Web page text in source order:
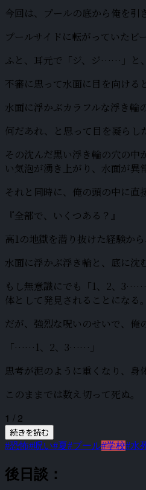
今回は、プールの底から俺を引
プールサイドに転がっていたビ
ふと、耳元で「ジ、ジ……」と
不審に思って水面に目を向ける
水面に浮かぶカラフルな浮き輪
何だあれ、と思って目を凝らし
その沈んだ黒い浮き輪の穴の
い気泡が湧き上がり、水面が異
それと同時に、俺の頭の中に直
『全部で、いくつある？』
高1の地獄を潜り抜けた経験か
水面に浮かぶ浮き輪と、底に沈
もし無意識にでも「1、2、
体として発見されることになる。
だが、強烈な呪いのせいで、俺
「……1、2、3……」
思考が泥のように重くなり、身
このままでは数え切って死ぬ。
1 / 2
続きを読む
#恐怖#呪い#夏#プール#学校#水
後日談：